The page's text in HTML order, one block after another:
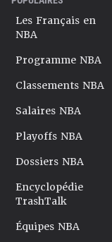
Les Français en
NBA
Programme NBA
Classements NBA
Salaires NBA
Playoffs NBA
Dossiers NBA
Encyclopédie
TrashTalk
Équipes NBA